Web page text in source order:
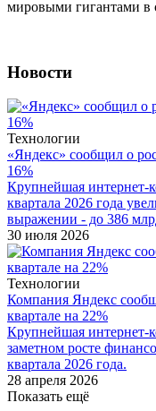
мировыми гигантами в
Новости
Технологии
«Яндекс» сообщил о
16%
Крупнейшая интернет-
квартала 2026 года
выражении - до 386
30 июля 2026
Технологии
Компания Яндекс
квартале на 22%
Крупнейшая интернет-
заметном росте
квартала 2026 года.
28 апреля 2026
Показать ещё